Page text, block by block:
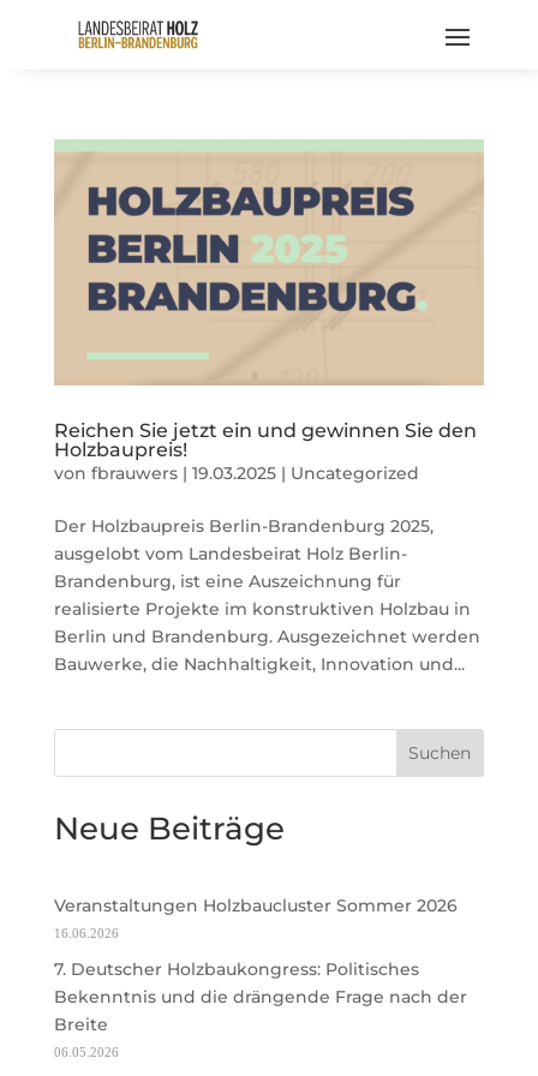
Reichen Sie jetzt ein und gewinnen Sie den
Holzbaupreis!
von fbrauwers| 19.03.2025| Uncategorized
Der Holzbaupreis Berlin-Brandenburg 2025,
ausgelobt vom Landesbeirat Holz Berlin-
Brandenburg, ist eine Auszeichnung für
realisierte Projekte im konstruktiven Holzbau in
Berlin und Brandenburg. Ausgezeichnet werden
Bauwerke, die Nachhaltigkeit, Innovation und...
Suchen
Neue Beiträge
Veranstaltungen Holzbaucluster Sommer 2026
16.06.2026
7. Deutscher Holzbaukongress: Politisches
Bekenntnis und die drängende Frage nach der
Breite
06.05.2026